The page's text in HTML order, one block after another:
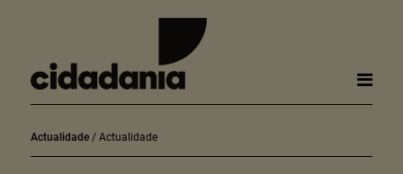
Actualidade Actualidade